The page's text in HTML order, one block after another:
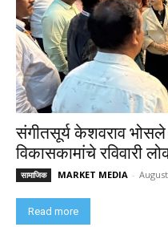
संगीतसूर्य केशवराव भोसले
विकासकामांचे रविवारी
सामाजिक MARKET MEDIA -
Read more